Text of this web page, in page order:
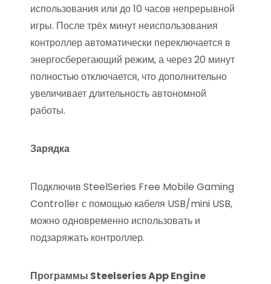
использования или до 10 часов непрерывной
игры. После трёх минут неиспользования
контроллер автоматически переключается в
энергосберегающий режим, а через 20 минут
полностью отключается, что дополнительно
увеличивает длительность автономной
работы.
Зарядка
Подключив SteelSeries Free Mobile Gaming
Controller с помощью кабеля USB/mini USB,
можно одновременно использовать и
подзаряжать контроллер.
Программы Steelseries App Engine